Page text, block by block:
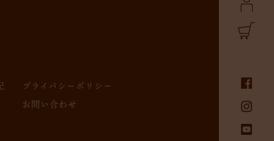
プライバシーポリシー
お問い合わせ